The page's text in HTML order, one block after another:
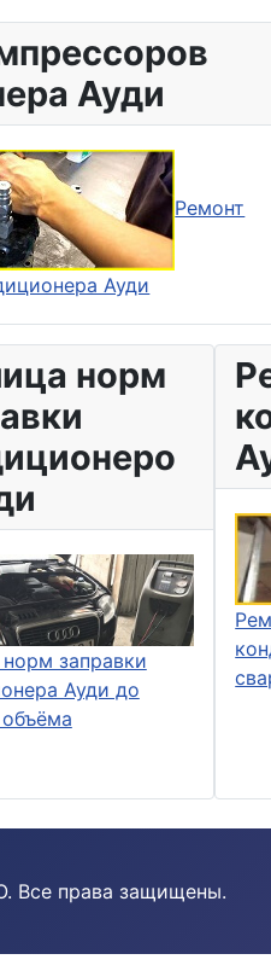
Ауди
Ремонт
Ауди
норм
заправки
Ауди до
Все права защищены.